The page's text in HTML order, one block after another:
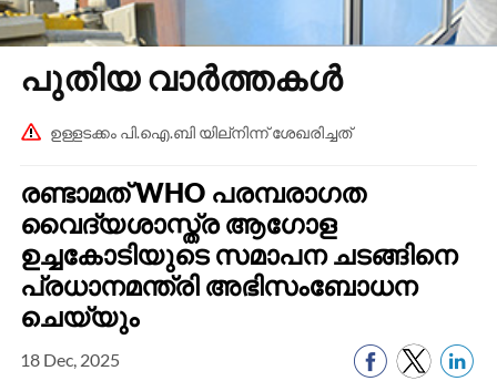
പുതിയ വാർത്തകൾ
ഉള്ളടക്കം പി.ഐ.ബി യില്നിന്ന് ശേഖരിച്ചത്
രണ്ടാമത് WHO പരമ്പരാഗത
വൈദ്യശാസ്ത്ര ആഗോള
ഉച്ചകോടിയുടെ സമാപന ചടങ്ങിനെ
പ്രധാനമന്ത്രി അഭിസംബോധന
ചെയ്യും
18 Dec, 2025